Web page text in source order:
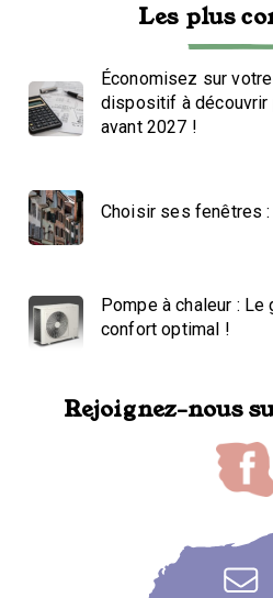
Les plus
Économisez sur
dispositif à découvrir
avant 2027 !
Choisir ses fenêtres
Pompe à chaleur :
confort optimal !
Rejoignez-nous